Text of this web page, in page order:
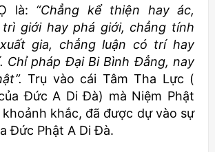
là: “Chẳng kể thiện hay ác,
trì giới hay phá giới, chẳng tính
gia, chẳng luận có trí hay
Chỉ pháp Đại Bi Bình Đẳng, nay
Trụ vào cái Tâm Tha Lực (
Đức A Di Đà) mà Niệm Phật
khắc, đã được dự vào sự
Đức Phật A Di Đà.